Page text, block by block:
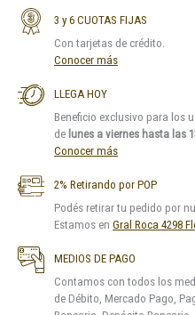
3 y 6 CUOTAS FIJAS
Con tarjetas de crédito.
Conocer más
LLEGA HOY
Beneficio exclusivo para los
de lunes a viernes hasta las
Conocer más
2% Retirando por POP
Podés retirar tu pedido por
Estamos en Gral Roca 4298
MEDIOS DE PAGO
Contamos con todos los
de Débito, Mercado Pago,